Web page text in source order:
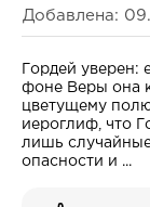
Добавлена:
Гордей уверен:
фоне Веры она
цветущему
иероглиф, что
лишь
опасности и ...